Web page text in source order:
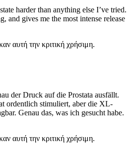
harder than anything else I’ve tried.
and gives me the most intense release
αυτή την κριτική χρήσιμη.
der Druck auf die Prostata ausfällt.
ordentlich stimuliert, aber die XL-
Genau das, was ich gesucht habe.
αυτή την κριτική χρήσιμη.